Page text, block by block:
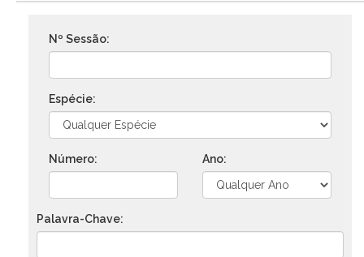
Nº Sessão:
Espécie:
Número: Ano:
Palavra-Chave: